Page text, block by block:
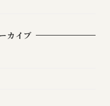
カイブ